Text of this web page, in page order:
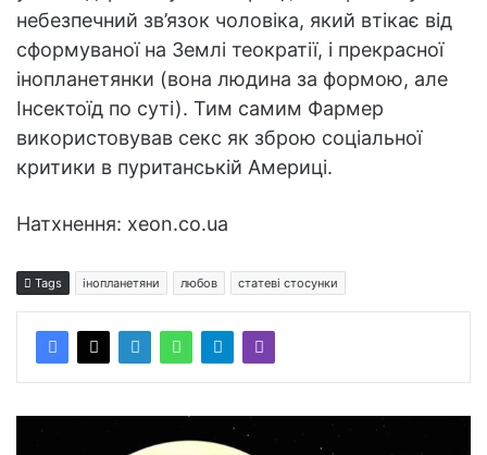
небезпечний зв’язок чоловіка, який втікає від
сформуваної на Землі теократії, і прекрасної
інопланетянки (вона людина за формою, але
Інсектоїд по суті). Тим самим Фармер
використовував секс як зброю соціальної
критики в пуританській Америці.
Натхнення: xeon.co.ua
Tags інопланетяни любов статеві стосунки